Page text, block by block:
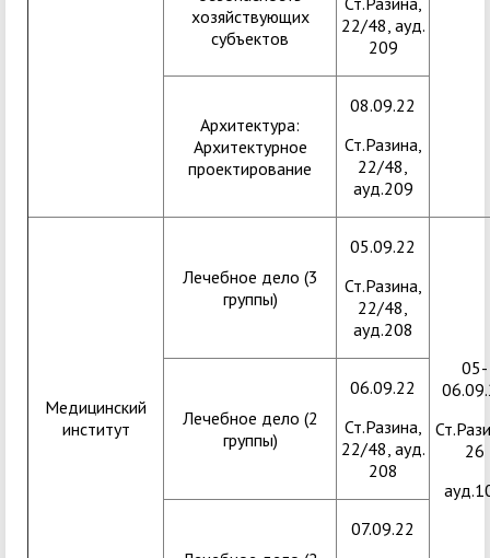
хозяйствующих
субъектов
22/48, ауд.
209
Архитектура:
Архитектурное
проектирование
08.09.22
Ст.Разина,
22/48,
ауд.209
Медицинский
институт
Лечебное дело (3
группы)
05.09.22
Ст.Разина,
22/48,
ауд.208
05-
26
Лечебное дело (2
группы)
06.09.22
Ст.Разина,
22/48, ауд.
208
07.09.22